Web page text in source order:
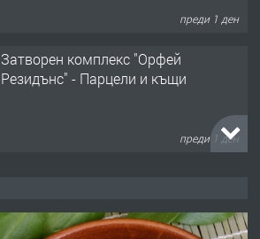
преди 1 ден
Затворен комплекс "Орфей
Резидънс" - Парцели и къщи
преди 1 ден
537 426